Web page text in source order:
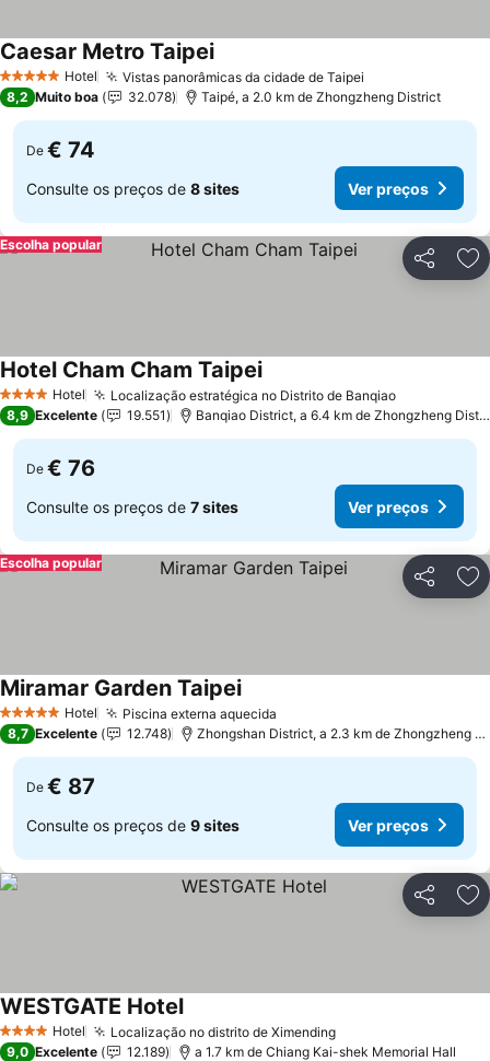
5 Estrelas Hotel Vistas panorâmicas da cidade de Taipei
Caesar Metro Taipei
8,2 Muito boa 32.078 Taipé, a 2.0 km de Zhongzheng District
De € 74
Consulte os preços de 8 sites Ver preços
Partilhar
Escolha popular
4 EstrelasHotel Localização estratégica no Distrito de Banqiao
Hotel Cham Cham Taipei
8,9 Excelente 19.551 Banqiao District, a 6.4 km de Zhongzheng District
De € 76
Consulte os preços de 7 sites Ver preços
Partilhar
Escolha popular
5 Estrelas Hotel Piscina externa aquecida
Miramar Garden Taipei
8,7 Excelente 12.748 Zhongshan District, a 2.3 km de Zhongzheng District
De € 87
Consulte os preços de 9 sites Ver preços
Partilhar
4 EstrelasHotel Localização no distrito de Ximending
WESTGATE Hotel
9,0 Excelente 12.189 a 1.7 km de Chiang Kai-shek Memorial Hall